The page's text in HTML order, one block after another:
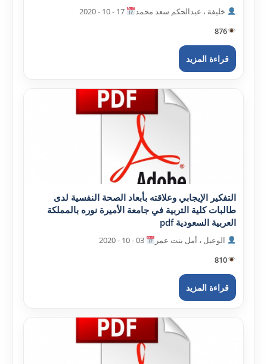
خليفة ، عبدالحکم سعد محمد
876
قراءة المزيد
التفکير الإيجابي وعلاقته بأبعاد الصحة النفسية لدى
طالبات کلية التربية في جامعة الأميرة نوره بالمملکة
العربية السعودية pdf
الوعيل ، أمل بنت عمر
810
قراءة المزيد